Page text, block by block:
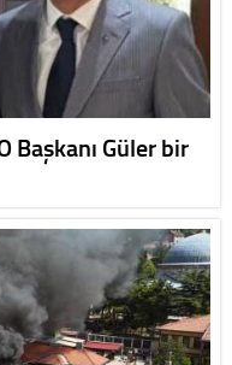
Başkanı Güler bir